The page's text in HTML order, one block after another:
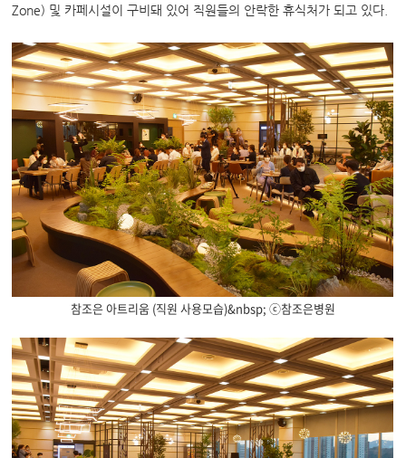
Zone) 및 카페시설이 구비돼 있어 직원들의 안락한 휴식처가 되고 있다.
참조은 아트리움 (직원 사용모습)&nbsp; ⓒ참조은병원